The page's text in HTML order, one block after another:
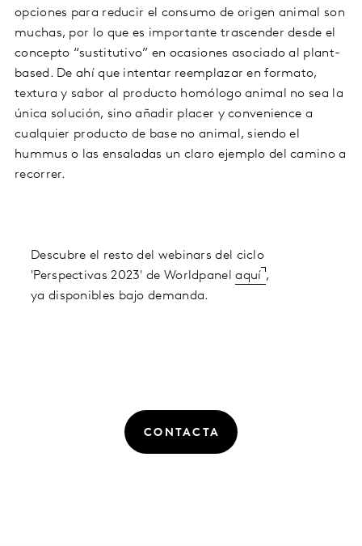
opciones para reducir el consumo de origen animal son
muchas, por lo que es importante trascender desde el
concepto “sustitutivo” en ocasiones asociado al plant-
based. De ahí que intentar reemplazar en formato,
textura y sabor al producto homólogo animal no sea la
única solución, sino añadir placer y convenience a
cualquier producto de base no animal, siendo el
hummus o las ensaladas un claro ejemplo del camino a
recorrer.
Descubre el resto del webinars del ciclo
'Perspectivas 2023' de Worldpanelaquí ,
ya disponibles bajo demanda.
CONTACTA